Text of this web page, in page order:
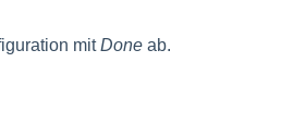
mitDone ab.